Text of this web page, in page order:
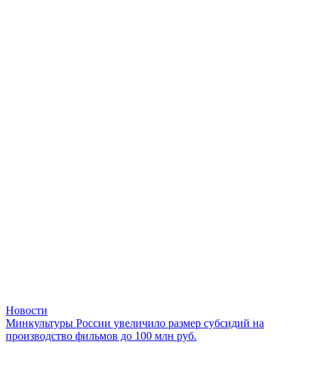
Новости
Минкультуры России увеличило размер субсидий на
производство фильмов до 100 млн руб.